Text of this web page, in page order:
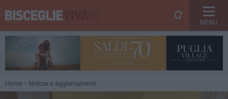
MENU
Home Notizie e aggiornamenti